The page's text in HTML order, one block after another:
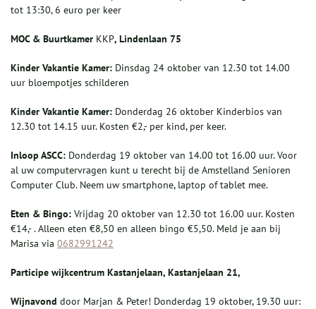
tot 13:30, 6 euro per keer
MOC & Buurtkamer KKP, Lindenlaan 75
Kinder Vakantie Kamer: Dinsdag 24 oktober van 12.30 tot 14.00
uur bloempotjes schilderen
Kinder Vakantie Kamer: Donderdag 26 oktober Kinderbios van
12.30 tot 14.15 uur. Kosten €2,- per kind, per keer.
Inloop ASCC: Donderdag 19 oktober van 14.00 tot 16.00 uur. Voor
al uw computervragen kunt u terecht bij de Amstelland Senioren
Computer Club. Neem uw smartphone, laptop of tablet mee.
Eten & Bingo: Vrijdag 20 oktober van 12.30 tot 16.00 uur. Kosten
€14,- . Alleen eten €8,50 en alleen bingo €5,50. Meld je aan bij
Marisa via 0682991242
Participe wijkcentrum Kastanjelaan, Kastanjelaan 21,
Wijnavond door Marjan & Peter! Donderdag 19 oktober, 19.30 uur: